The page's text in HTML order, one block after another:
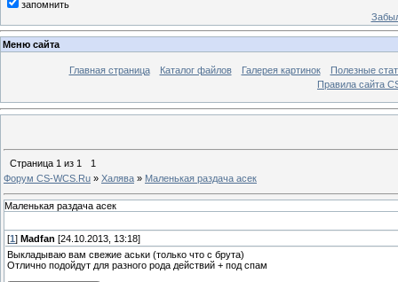
запомнить
Меню сайта
Главная страница Каталог файлов Галерея картинок
Полезные
Правила сайта
Страница 1 из 1
1
Форум CS-WCS.Ru » Халява » Маленькая раздача асек
Маленькая раздача асек
[1 ] Madfan [24.10.2013, 13:18]
Выкладываю вам свежие аськи (только что с брута)
Отлично подойдут для разного рода действий + под спам